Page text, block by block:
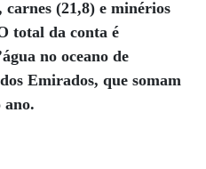
(21,8) e minérios
total da conta é
no oceano de
Emirados, que somam
ano.